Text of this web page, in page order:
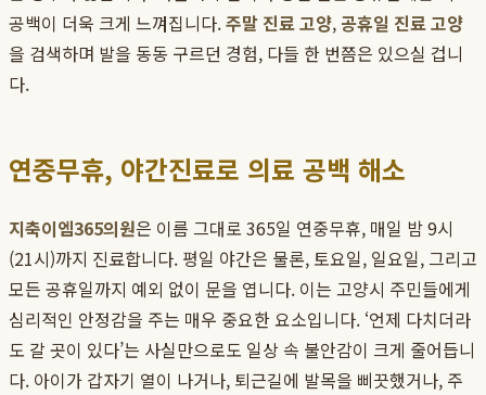
공백이 더욱 크게 느껴집니다.주말 진료 고양, 공휴일 진료 고양
을 검색하며 발을 동동 구르던 경험, 다들 한 번쯤은 있으실 겁니
다.
연중무휴, 야간진료로 의료 공백 해소
지축이엠365의원은 이름 그대로 365일 연중무휴, 매일 밤 9시
(21시)까지 진료합니다. 평일 야간은 물론, 토요일, 일요일, 그리고
모든 공휴일까지 예외 없이 문을 엽니다. 이는 고양시 주민들에게
심리적인 안정감을 주는 매우 중요한 요소입니다. ‘언제 다치더라
도 갈 곳이 있다’는 사실만으로도 일상 속 불안감이 크게 줄어듭니
다. 아이가 갑자기 열이 나거나, 퇴근길에 발목을 삐끗했거나, 주